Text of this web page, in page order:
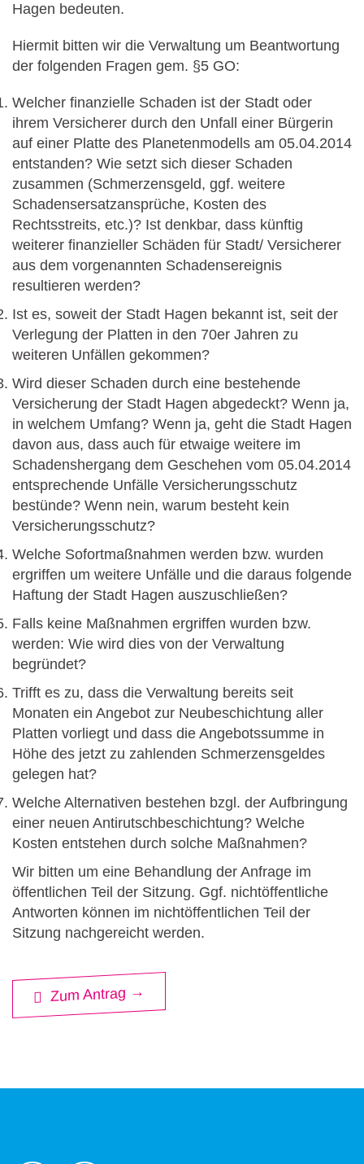
Hagen bedeuten.
Hiermit bitten wir die Verwaltung um Beantwortung
der folgenden Fragen gem. §5 GO:
Welcher finanzielle Schaden ist der Stadt oder
ihrem Versicherer durch den Unfall einer Bürgerin
auf einer Platte des Planetenmodells am 05.04.2014
entstanden? Wie setzt sich dieser Schaden
zusammen (Schmerzensgeld, ggf. weitere
Schadensersatzansprüche, Kosten des
Rechtsstreits, etc.)? Ist denkbar, dass künftig
weiterer finanzieller Schäden für Stadt/ Versicherer
aus dem vorgenannten Schadensereignis
resultieren werden?
Ist es, soweit der Stadt Hagen bekannt ist, seit der
Verlegung der Platten in den 70er Jahren zu
weiteren Unfällen gekommen?
Wird dieser Schaden durch eine bestehende
Versicherung der Stadt Hagen abgedeckt? Wenn ja,
in welchem Umfang? Wenn ja, geht die Stadt Hagen
davon aus, dass auch für etwaige weitere im
Schadenshergang dem Geschehen vom 05.04.2014
entsprechende Unfälle Versicherungsschutz
bestünde? Wenn nein, warum besteht kein
Versicherungsschutz?
Welche Sofortmaßnahmen werden bzw. wurden
ergriffen um weitere Unfälle und die daraus folgende
Haftung der Stadt Hagen auszuschließen?
Falls keine Maßnahmen ergriffen wurden bzw.
werden: Wie wird dies von der Verwaltung
begründet?
Trifft es zu, dass die Verwaltung bereits seit
Monaten ein Angebot zur Neubeschichtung aller
Platten vorliegt und dass die Angebotssumme in
Höhe des jetzt zu zahlenden Schmerzensgeldes
gelegen hat?
Welche Alternativen bestehen bzgl. der Aufbringung
einer neuen Antirutschbeschichtung? Welche
Kosten entstehen durch solche Maßnahmen?
Wir bitten um eine Behandlung der Anfrage im
öffentlichen Teil der Sitzung. Ggf. nichtöffentliche
Antworten können im nichtöffentlichen Teil der
Sitzung nachgereicht werden.
Zum Antrag →